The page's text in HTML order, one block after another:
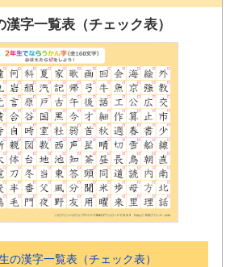
漢字一覧表（チェック表）
の漢字一覧表（チェック表）